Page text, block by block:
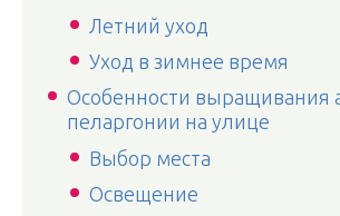
Летний уход
Уход в зимнее время
Особенности выращивания
пеларгонии на улице
Выбор места
Освещение